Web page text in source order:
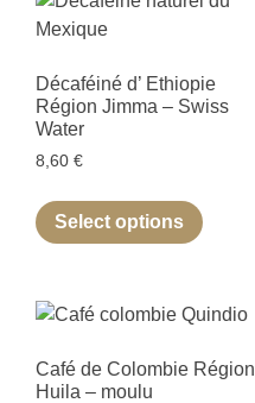
Décaféiné d’ Ethiopie
Région Jimma – Swiss
Water
8,60 €
Select options
Café de Colombie Région
Huila – moulu